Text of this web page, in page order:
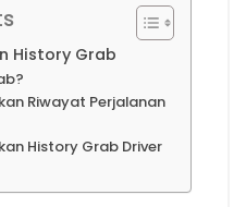
History Grab
Riwayat Perjalanan
History Grab Driver